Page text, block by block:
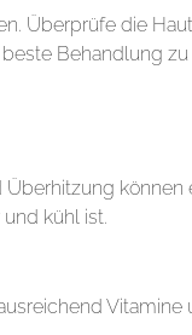
Überprüfe die
Behandlung zu
können
kühl ist.
Vitamine